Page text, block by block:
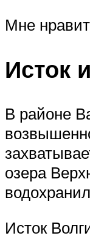
Мне
Исток
В районе
озера
Исток